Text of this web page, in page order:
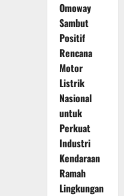
Omoway
Sambut
Positif
Rencana
Motor
Listrik
Nasional
untuk
Perkuat
Industri
Kendaraan
Ramah
Lingkungan